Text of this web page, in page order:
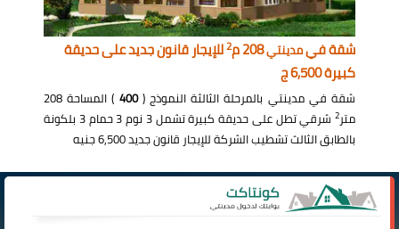
شقة فيمدينتي208 م 2للإيجار قانون جديد على حديقة
كبيرة 6,500 ج
شقة في مدينتي بالمرحلة الثالثة النموذج (400
) المساحة 208
متر2
شرقي تطل على حديقة كبيرة تشمل 3 نوم 3 حمام 3 بلكونة
بالطابق الثالث تشطيب الشركة للإيجار قانون جديد 6,500 جنيه